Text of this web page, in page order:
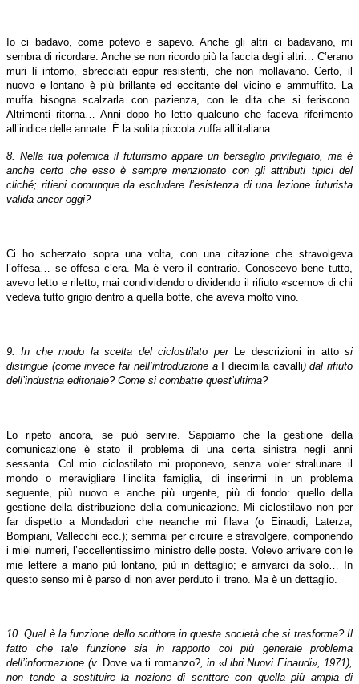
Io ci badavo, come potevo e sapevo. Anche gli altri ci badavano, mi
sembra di ricordare. Anche se non ricordo più la faccia degli altri… C’erano
muri lì intorno, sbrecciati eppur resistenti, che non mollavano. Certo, il
nuovo e lontano è più brillante ed eccitante del vicino e ammuffito. La
muffa bisogna scalzarla con pazienza, con le dita che si feriscono.
Altrimenti ritorna… Anni dopo ho letto qualcuno che faceva riferimento
all’indice delle annate. È la solita piccola zuffa all’italiana.
8. Nella tua polemica il futurismo appare un bersaglio privilegiato, ma è
anche certo che esso è sempre menzionato con gli attributi tipici del
cliché; ritieni comunque da escludere l’esistenza di una lezione futurista
valida ancor oggi?
Ci ho scherzato sopra una volta, con una citazione che stravolgeva
l’offesa… se offesa c’era. Ma è vero il contrario. Conoscevo bene tutto,
avevo letto e riletto, mai condividendo o dividendo il rifiuto «scemo» di chi
vedeva tutto grigio dentro a quella botte, che aveva molto vino.
9. In che modo la scelta del ciclostilato per Le descrizioni in attosi
distingue (come invece fai nell’introduzione a
I diecimila cavalli)dal rifiuto
dell’industria editoriale? Come si combatte quest’ultima?
Lo ripeto ancora, se può servire. Sappiamo che la gestione della
comunicazione è stato il problema di una certa sinistra negli anni
sessanta. Col mio ciclostilato mi proponevo, senza voler stralunare il
mondo o meravigliare l’inclita famiglia, di inserirmi in un problema
seguente, più nuovo e anche più urgente, più di fondo: quello della
gestione della distribuzione della comunicazione. Mi ciclostilavo non per
far dispetto a Mondadori che neanche mi filava (o Einaudi, Laterza,
Bompiani, Vallecchi ecc.); semmai per circuire e stravolgere, componendo
i miei numeri, l’eccellentissimo ministro delle poste. Volevo arrivare con le
mie lettere a mano più lontano, più in dettaglio; e arrivarci da solo… In
questo senso mi è parso di non aver perduto il treno. Ma è un dettaglio.
10. Qual è la funzione dello scrittore in questa società che si trasforma? Il
fatto che tale funzione sia in rapporto col più generale problema
dell’informazione (v. Dove va ti romanzo?, in «Libri Nuovi Einaudi», 1971),
non tende a sostituire la nozione di scrittore con quella più ampia di